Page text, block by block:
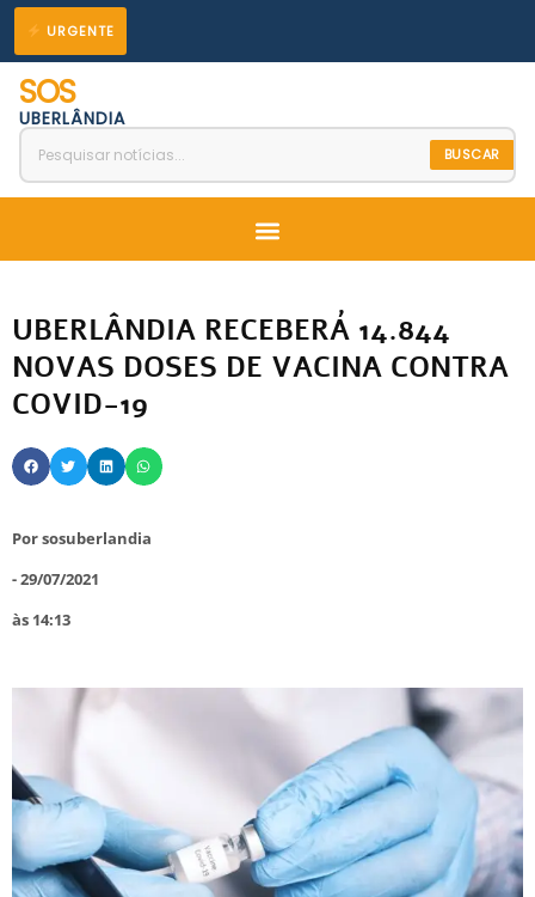
para
conteúdo
URGENTE
SOS
UBERLÂNDIA
BUSCAR
Menu
UBERLÂNDIA RECEBERÁ 14.844
NOVAS DOSES DE VACINA CONTRA
COVID-19
Porsosuberlandia
-29/07/2021
às 14:13